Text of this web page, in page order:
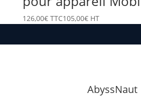
126,00€TTC105,00€HT
AbyssNaut